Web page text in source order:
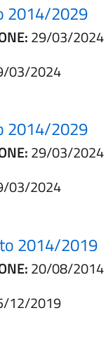
2014/2029
29/03/2024
03/2024
2014/2029
29/03/2024
03/2024
2014/2019
20/08/2014
12/2019